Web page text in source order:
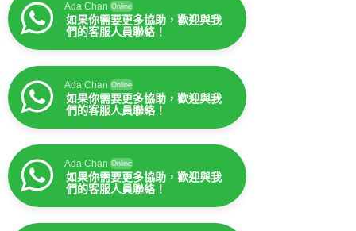
Ada Chan Online
如果你需要更多協助，歡迎與我
們的客服人員聯絡！
Ada Chan Online
如果你需要更多協助，歡迎與我
們的客服人員聯絡！
Ada Chan Online
如果你需要更多協助，歡迎與我
們的客服人員聯絡！